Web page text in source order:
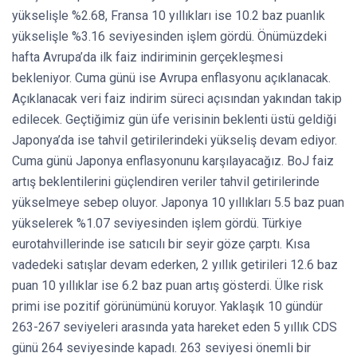
yükselişle %2.68, Fransa 10 yıllıkları ise 10.2 baz puanlık
yükselişle %3.16 seviyesinden işlem gördü. Önümüzdeki
hafta Avrupa’da ilk faiz indiriminin gerçekleşmesi
bekleniyor. Cuma günü ise Avrupa enflasyonu açıklanacak.
Açıklanacak veri faiz indirim süreci açısından yakından takip
edilecek. Geçtiğimiz gün üfe verisinin beklenti üstü geldiği
Japonya’da ise tahvil getirilerindeki yükseliş devam ediyor.
Cuma günü Japonya enflasyonunu karşılayacağız. BoJ faiz
artış beklentilerini güçlendiren veriler tahvil getirilerinde
yükselmeye sebep oluyor. Japonya 10 yıllıkları 5.5 baz puan
yükselerek %1.07 seviyesinden işlem gördü. Türkiye
eurotahvillerinde ise satıcılı bir seyir göze çarptı. Kısa
vadedeki satışlar devam ederken, 2 yıllık getirileri 12.6 baz
puan 10 yıllıklar ise 6.2 baz puan artış gösterdi. Ülke risk
primi ise pozitif görünümünü koruyor. Yaklaşık 10 gündür
263-267 seviyeleri arasında yata hareket eden 5 yıllık CDS
günü 264 seviyesinde kapadı. 263 seviyesi önemli bir